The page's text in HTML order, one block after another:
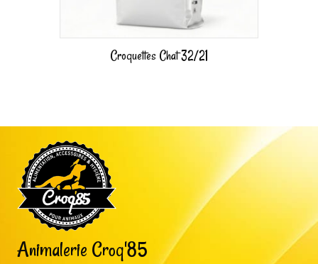
Croquettes Chat 32/21
Animalerie Croq'85